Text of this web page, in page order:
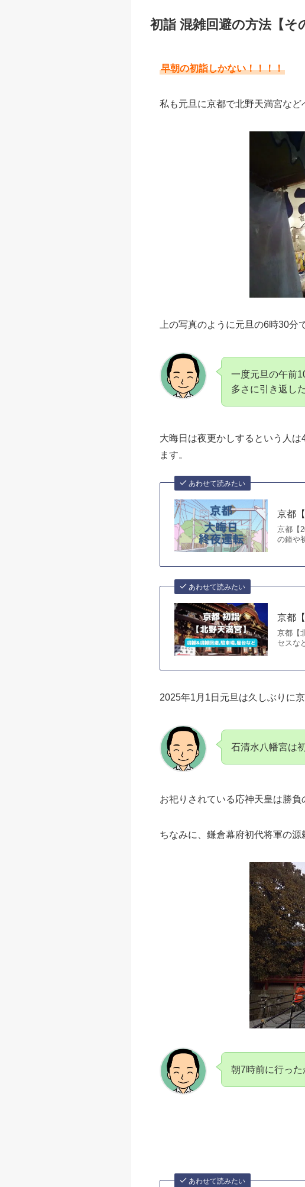
初詣 混雑回避の方法【
初詣 混雑回避2つの方
初詣 混雑回避の方法【そ
上の写真のように元旦の6時30
一度元旦の午前
多さに引き返し
大晦日は夜更かしするという人
ます。
京都【
の鐘や
京都【
2025年1月1日元旦は久しぶりに
石清水八幡宮は
お祀りされている応神天皇は勝